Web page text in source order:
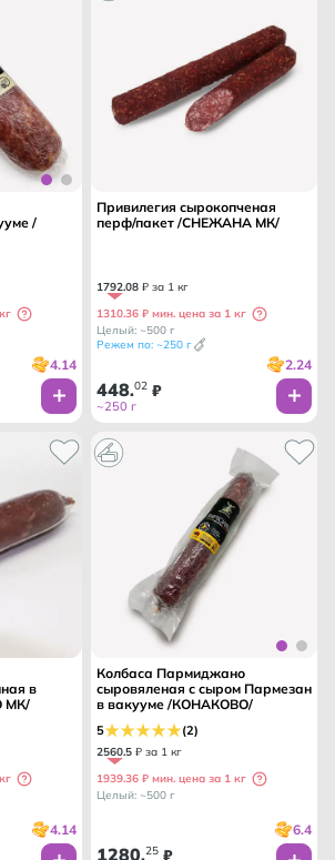
/
4.14
Привилегия сырокопченая
перф/пакет /СНЕЖАНА МК/
1792.08 ₽ за 1 кг
1310.36 ₽ мин. цена за 1 кг
Целый: ~500 г
Режем по: ~250 г
2.24
448.02 ₽
~250 г
МК/
4.14
Колбаса Пармиджано
сыровяленая с сыром Пармезан
в вакууме /КОНАКОВО/
5 (2)
2560.5 ₽ за 1 кг
1939.36 ₽ мин. цена за 1 кг
Целый: ~500 г
6.4
1280.25 ₽